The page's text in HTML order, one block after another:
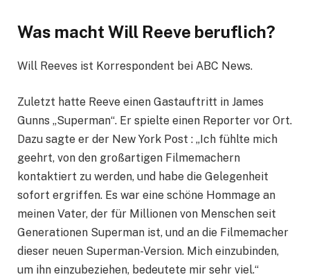
Was macht Will Reeve beruflich?
Will Reeves ist Korrespondent bei ABC News.
Zuletzt hatte Reeve einen Gastauftritt in James
Gunns „Superman“. Er spielte einen Reporter vor Ort.
Dazu sagte er der New York Post : „Ich fühlte mich
geehrt, von den großartigen Filmemachern
kontaktiert zu werden, und habe die Gelegenheit
sofort ergriffen. Es war eine schöne Hommage an
meinen Vater, der für Millionen von Menschen seit
Generationen Superman ist, und an die Filmemacher
dieser neuen Superman-Version. Mich einzubinden,
um ihn einzubeziehen, bedeutete mir sehr viel.“